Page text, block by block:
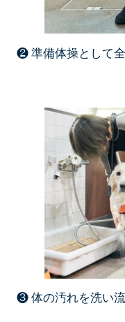
❷ 準備体操として
❸ 体の汚れを洗い